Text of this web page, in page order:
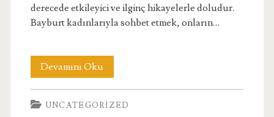
derecede etkileyici ve ilginç hikayelerle doludur.
Bayburt kadınlarıyla sohbet etmek, onların…
Devamını OkuBayburt
Kadınlarla
Sohbet
UNCATEGORIZED